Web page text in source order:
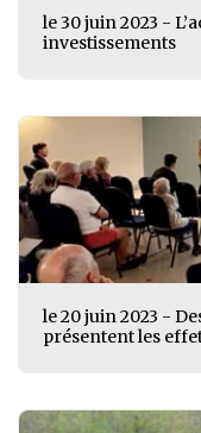
le 30 juin 2023 -
investissements
le 20 juin 2023 -
présentent les